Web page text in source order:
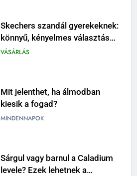
Skechers szandál gyerekeknek:
könnyű, kényelmes választás
nyári napokra
VÁSÁRLÁS
Mit jelenthet, ha álmodban
kiesik a fogad?
MINDENNAPOK
Sárgul vagy barnul a Caladium
levele? Ezek lehetnek a